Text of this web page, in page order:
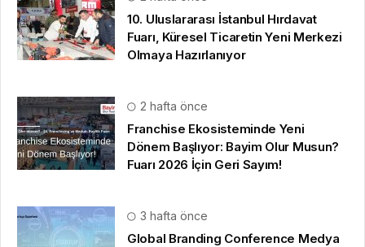
10. Uluslararası İstanbul Hırdavat
Fuarı, Küresel Ticaretin Yeni Merkezi
Olmaya Hazırlanıyor
2 hafta önce
Franchise Ekosisteminde Yeni
Dönem Başlıyor: Bayim Olur Musun?
Fuarı 2026 İçin Geri Sayım!
3 hafta önce
Global Branding Conference Medya